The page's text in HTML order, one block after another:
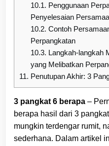
10.1. Penggunaan
Penyelesaian
10.2. Contoh
Perpangkatan
10.3. Langkah-langkah
yang Melibatkan
11. Penutupan Akhir: 3
3 pangkat 6 berapa –
berapa hasil dari 3
mungkin terdengar rumit,
sederhana. Dalam artikel